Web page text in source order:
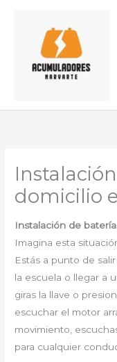
contenido
domicilio
Instalación de
Imagina esta
Estás a punto de
la escuela o llegar a
giras la llave o
escuchar el motor
movimiento,
para cualquier